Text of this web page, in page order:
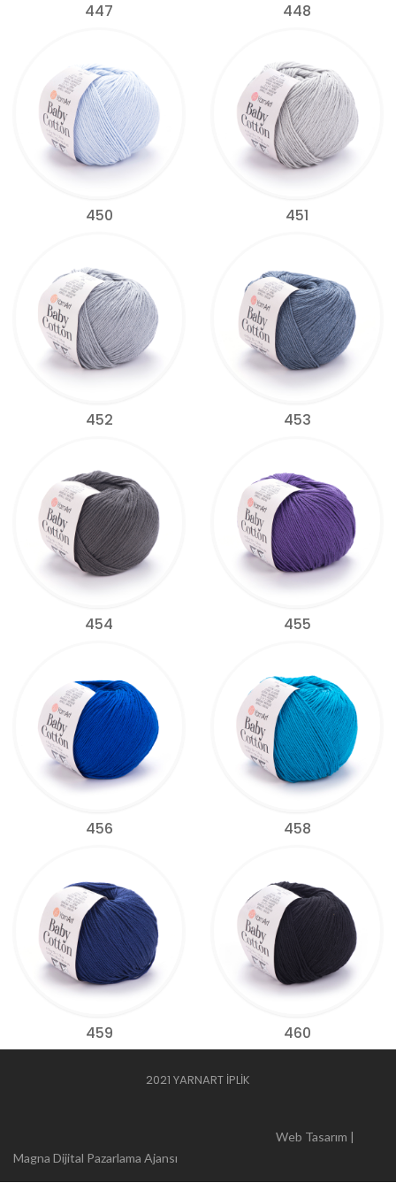
447 448
450 451
452 453
454 455
456 458
459 460
2021 YARNART İPLİK
Web Tasarım |
Magna Dijital Pazarlama Ajansı